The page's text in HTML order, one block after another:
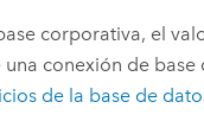
corporativa, el
conexión de
de la base de